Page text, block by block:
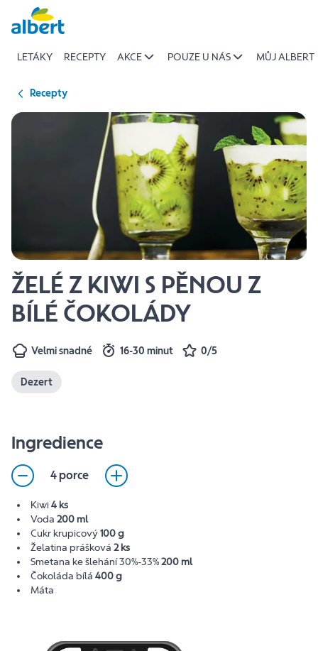
Přeskočit
LETÁKY RECEPTY AKCE POUZE U NÁS MŮJ ALBERT
Recepty
ŽELÉ Z KIWI S PĚNOU Z
BÍLÉ ČOKOLÁDY
Velmi snadné 16-30 minut 0/5
Dezert
Ingredience
4 porce
Kiwi 4 ks
Voda 200 ml
Cukr krupicový100 g
Želatina prášková 2 ks
Smetana ke šlehání 30%-33%200 ml
Čokoláda bílá 400 g
Máta